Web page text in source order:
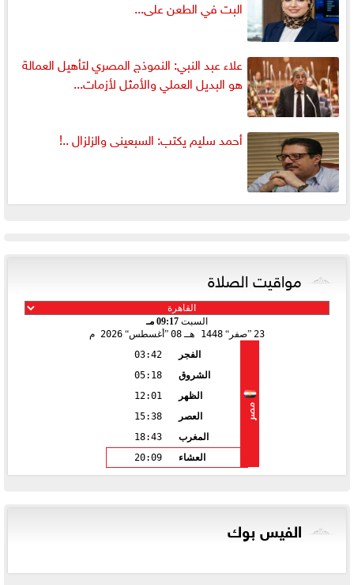
البت في الطعن على...
علاء عبد النبي: النموذج المصري لتأهيل العمالة
هو البديل العملي والأمثل لأزمات...
أحمد سليم يكتب: السبعينى والزلزال ..!
مواقيت الصلاة
السبت 09:17 مـ
23 صفر 1448 هـ 08 أغسطس 2026 م
مصر
الفجر
03:42
الشروق
05:18
الظهر
12:01
العصر
15:38
المغرب
18:43
العشاء
20:09
الفيس بوك